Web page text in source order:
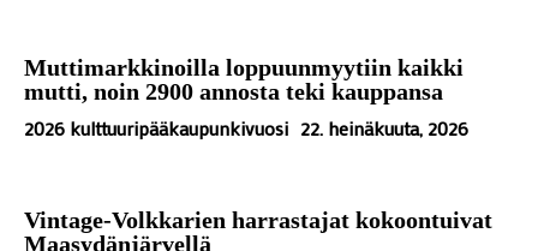
Muttimarkkinoilla loppuunmyytiin kaikki
mutti, noin 2900 annosta teki kauppansa
2026 kulttuuripääkaupunkivuosi 22. heinäkuuta, 2026
Vintage-Volkkarien harrastajat kokoontuivat
Maasydänjärvellä